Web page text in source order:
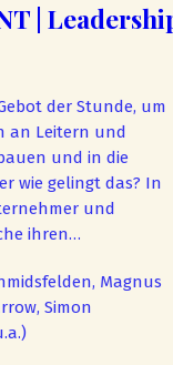
|
der Stunde, um
an Leitern und
und in die
wie gelingt das? In
und
ihren
Magnus
Simon